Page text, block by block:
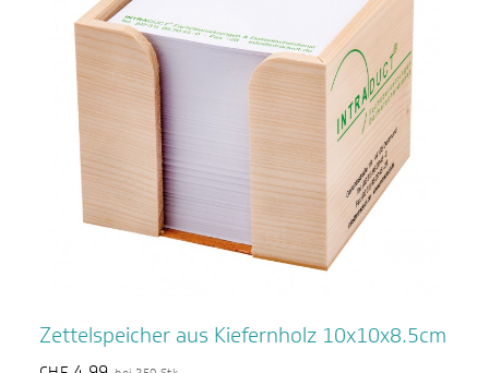
Zettelspeicher aus Kiefernholz 10x10x8.5cm